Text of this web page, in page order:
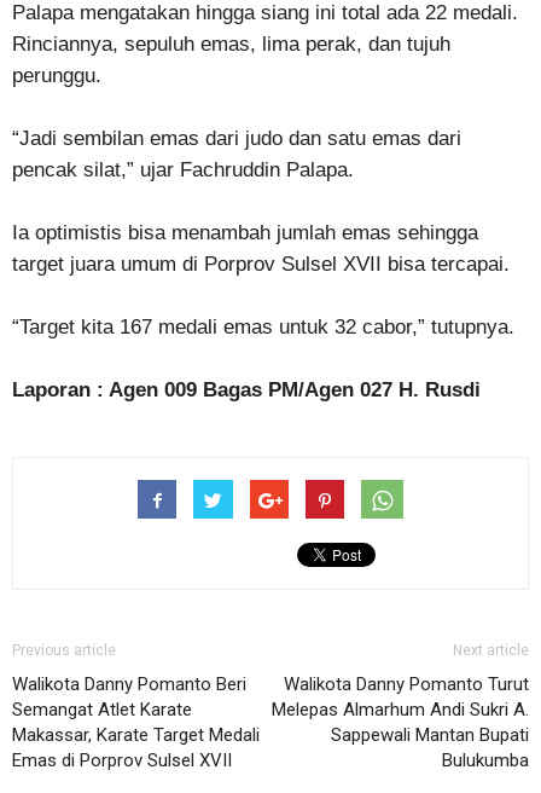
Palapa mengatakan hingga siang ini total ada 22 medali.
Rinciannya, sepuluh emas, lima perak, dan tujuh
perunggu.
“Jadi sembilan emas dari judo dan satu emas dari
pencak silat,” ujar Fachruddin Palapa.
Ia optimistis bisa menambah jumlah emas sehingga
target juara umum di Porprov Sulsel XVII bisa tercapai.
“Target kita 167 medali emas untuk 32 cabor,” tutupnya.
Laporan : Agen 009 Bagas PM/Agen 027 H. Rusdi
Previous article
Walikota Danny Pomanto Beri
Semangat Atlet Karate
Makassar, Karate Target Medali
Emas di Porprov Sulsel XVII
Next article
Walikota Danny Pomanto Turut
Melepas Almarhum Andi Sukri A.
Sappewali Mantan Bupati
Bulukumba